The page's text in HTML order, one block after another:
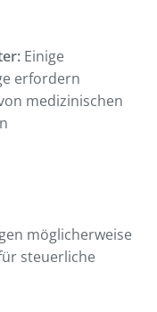
Einige
erfordern
medizinischen
möglicherweise
steuerliche